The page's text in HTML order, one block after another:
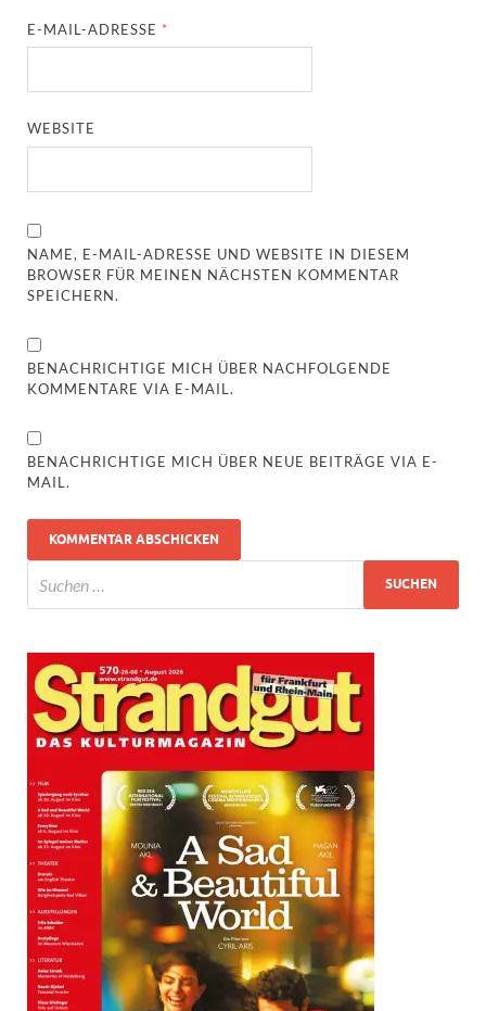
E-MAIL-ADRESSE *
WEBSITE
NAME, E-MAIL-ADRESSE UND WEBSITE IN DIESEM
BROWSER FÜR MEINEN NÄCHSTEN KOMMENTAR
SPEICHERN.
BENACHRICHTIGE MICH ÜBER NACHFOLGENDE
KOMMENTARE VIA E-MAIL.
BENACHRICHTIGE MICH ÜBER NEUE BEITRÄGE VIA E-
MAIL.